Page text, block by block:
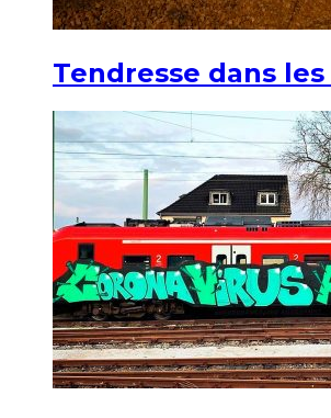
Tendresse dans